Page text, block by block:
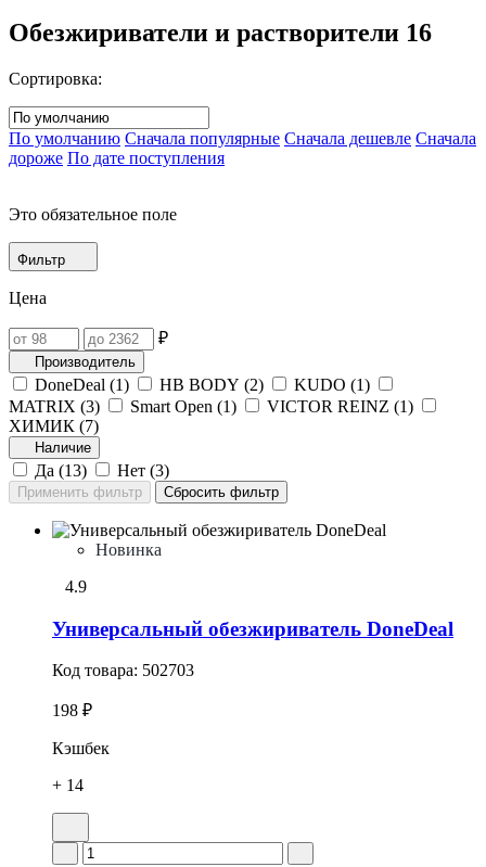
Обезжириватели и растворители 16
Сортировка:
По умолчанию Сначала популярные Сначала дешевле Сначала
дороже По дате поступления
Это обязательное поле
Фильтр
Цена
₽
Производитель
DoneDeal (1) HB BODY (2) KUDO (1)
MATRIX (3) Smart Open (1) VICTOR REINZ (1)
ХИМИК (7)
Наличие
Да (13) Нет (3)
Новинка
4.9
Универсальный обезжириватель DoneDeal
Код товара: 502703
198 ₽
Кэшбек
+ 14